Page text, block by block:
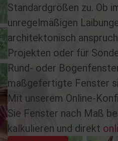
Standardgrößen zu. Ob
unregelmäßigen
architektonisch
Projekten oder für
Rund- oder
maßgefertigte Fenster
Mit unserem Online-
Sie Fenster nach Maß
kalkulieren und direkt